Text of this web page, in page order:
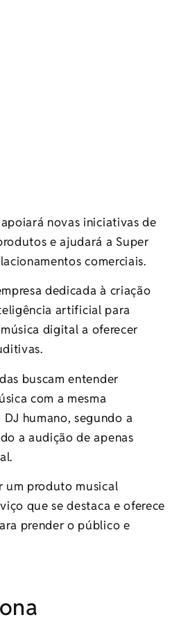
novas iniciativas de
e ajudará a Super
comerciais.
dedicada à criação
artificial para
digital a oferecer
buscam entender
com a mesma
humano, segundo a
a audição de apenas
um produto musical
que se destaca e oferece
prender o público e